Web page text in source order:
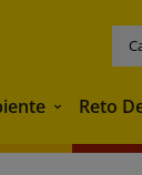
Medio
Reto